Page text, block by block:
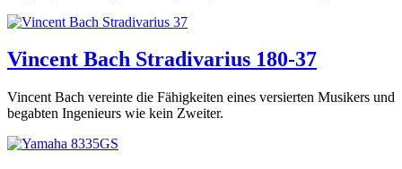
Vincent Bach Stradivarius 180-37
Vincent Bach vereinte die Fähigkeiten eines versierten Musikers und
begabten Ingenieurs wie kein Zweiter.